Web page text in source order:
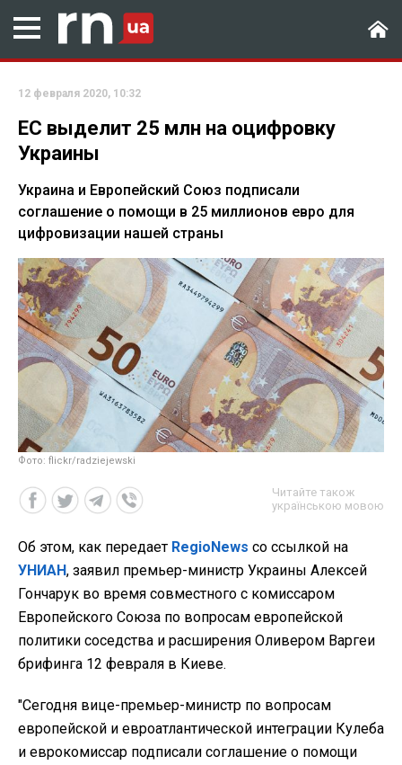
12 февраля 2020, 10:32
ЕС выделит 25 млн на оцифровку
Украины
Украина и Европейский Союз подписали
соглашение о помощи в 25 миллионов евро для
цифровизации нашей страны
Фото: flickr/radziejewski
Читайте також
українською мовою
Об этом, как передает RegioNews со ссылкой на
УНИАН, заявил премьер-министр Украины Алексей
Гончарук во время совместного с комиссаром
Европейского Союза по вопросам европейской
политики соседства и расширения Оливером Варгеи
брифинга 12 февраля в Киеве.
"Сегодня вице-премьер-министр по вопросам
европейской и евроатлантической интеграции Кулеба
и еврокомиссар подписали соглашение о помощи